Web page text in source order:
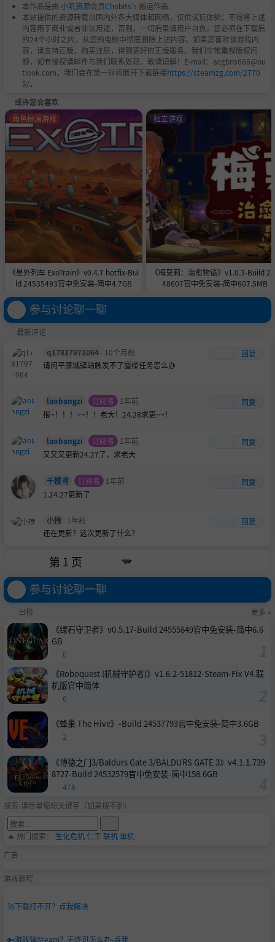
本作品是由 小叽资源会员Chobits's 搬运作品.
本站提供的资源转载自国内外各大媒体和网络，仅供试玩体验；不得将上述
内容用于商业或者非法用途，否则，一切后果请用户自负。您必须在下载后
的24个小时之内，从您的电脑中彻底删除上述内容。如果您喜欢该游戏内
容，请支持正版，购买注册，得到更好的正版服务。我们非常重视版权问
题，如有侵权请邮件与我们联系处理。敬请谅解！E-mail：acgbns666@ou
tlook.com，我们会在第一时间断开下载链接https://steamzg.com/2770
5/。
或许您会喜欢
《星外列车 ExoTrain》v0.4.7 hotfix-Bui
ld 24535493官中免安装-简中4.7GB
角色扮演游戏
《梅莫莉：治愈物语》v1.0.3-Build
48607官中免安装-简中607.5MB
独立游戏
参与讨论聊一聊
最新评论
q17817971064 10个月前
回复
请问平康城驿站触发不了蜃楼任务怎么办
laobangzi 订阅者 1年前
回复
报~！！！~~！！老大！24.28求更~~！
laobangzi 订阅者 1年前
回复
又又又更新24.27了，求老大
千樱鸢 订阅者 1年前
回复
1.24.27更新了
小拽 1年前
回复
还在更新？这次更新了什么？
参与讨论聊一聊
日榜 更多 »
《绿石守卫者》v0.5.17-Build 24555849官中免安装-简中6.6
GB
0
《Roboquest (机械守护者)》v1.6.2-51812-Steam-Fix V4.联
机版官中简体
6
《蜂巢 The Hive》-Build 24537793官中免安装-简中3.6GB
2
《博德之门3/Baldurs Gate 3/BALDURS GATE 3》v4.1.1.739
8727-Build 24532579官中免安装-简中158.6GB
478
搜索-请尽量缩短关键字（如果搜不到）
🔥 热门搜索： 生化危机仁王联机单机
广告
游戏教程
🚀下载打不开？点我解决
🔑游戏弹Steam？无许可怎么办-点我